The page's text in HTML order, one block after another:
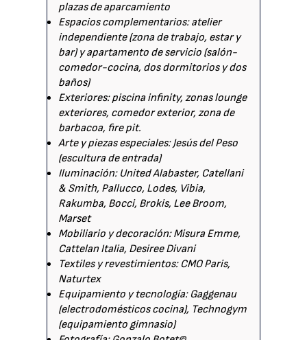
plazas de aparcamiento
Espacios complementarios: atelier
independiente (zona de trabajo, estar y
bar) y apartamento de servicio (salón-
comedor-cocina, dos dormitorios y dos
baños)
Exteriores: piscina infinity, zonas lounge
exteriores, comedor exterior, zona de
barbacoa, fire pit.
Arte y piezas especiales: Jesús del Peso
(escultura de entrada)
Iluminación: United Alabaster, Catellani
& Smith, Pallucco, Lodes, Vibia,
Rakumba, Bocci, Brokis, Lee Broom,
Marset
Mobiliario y decoración: Misura Emme,
Cattelan Italia, Desiree Divani
Textiles y revestimientos: CMO Paris,
Naturtex
Equipamiento y tecnología: Gaggenau
(electrodomésticos cocina), Technogym
(equipamiento gimnasio)